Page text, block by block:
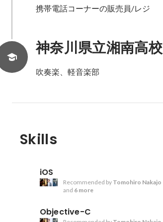
携帯電話コーナーの販売員/レジ
神奈川県立湘南高校
吹奏楽、軽音楽部
Skills
iOS
Recommended by Tomohiro Nakajo
and 6 more
Objective-C